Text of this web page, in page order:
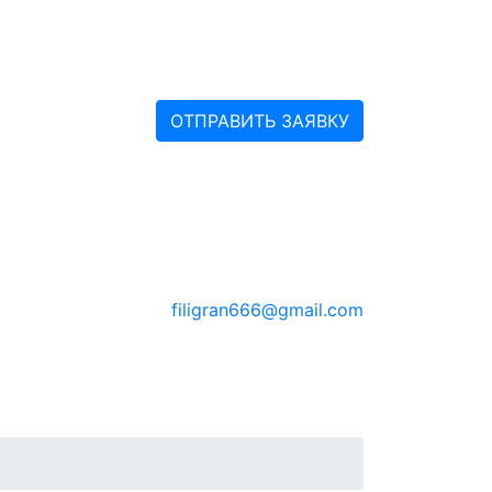
ОТПРАВИТЬ ЗАЯВКУ
filigran666@gmail.com